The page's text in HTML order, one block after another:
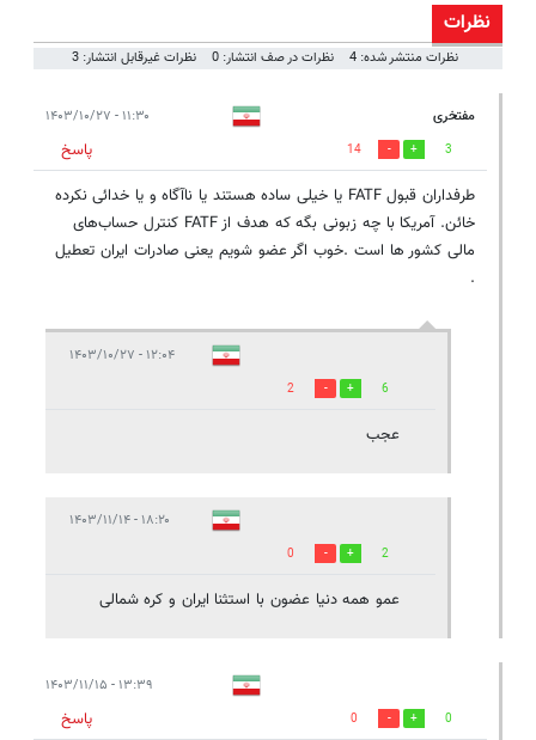
نظرات
نظرات منتشر شده: 4 نظرات در صف انتشار: 0 نظرات غیرقابل انتشار: 3
مفتخری ۱۱:۳۰ - ۱۴۰۳/۱۰/۲۷
3
14
پاسخ
طرفداران قبول FATF یا خیلی ساده هستند یا ناآگاه و یا خدائی نکرده
خائن. آمریکا با چه زبونی بگه که هدف از FATF کنترل حساب‌های
مالی کشور ها است .خوب اگر عضو شویم یعنی صادرات ایران تعطیل
.
۱۲:۰۴ - ۱۴۰۳/۱۰/۲۷
6
2
عجب
۱۸:۲۰ - ۱۴۰۳/۱۱/۱۴
2
0
عمو همه دنیا عضون با استثنا ایران و کره شمالی
۱۳:۳۹ - ۱۴۰۳/۱۱/۱۵
0
0 پاسخ